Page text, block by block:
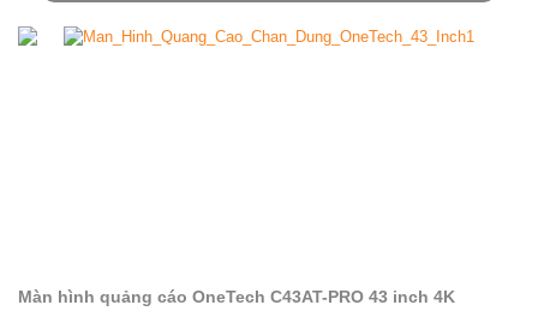
Màn hình quảng cáo OneTech C43AT-PRO 43 inch 4K